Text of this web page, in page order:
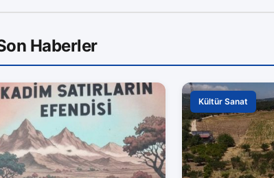
Haberler
Kültür Sanat